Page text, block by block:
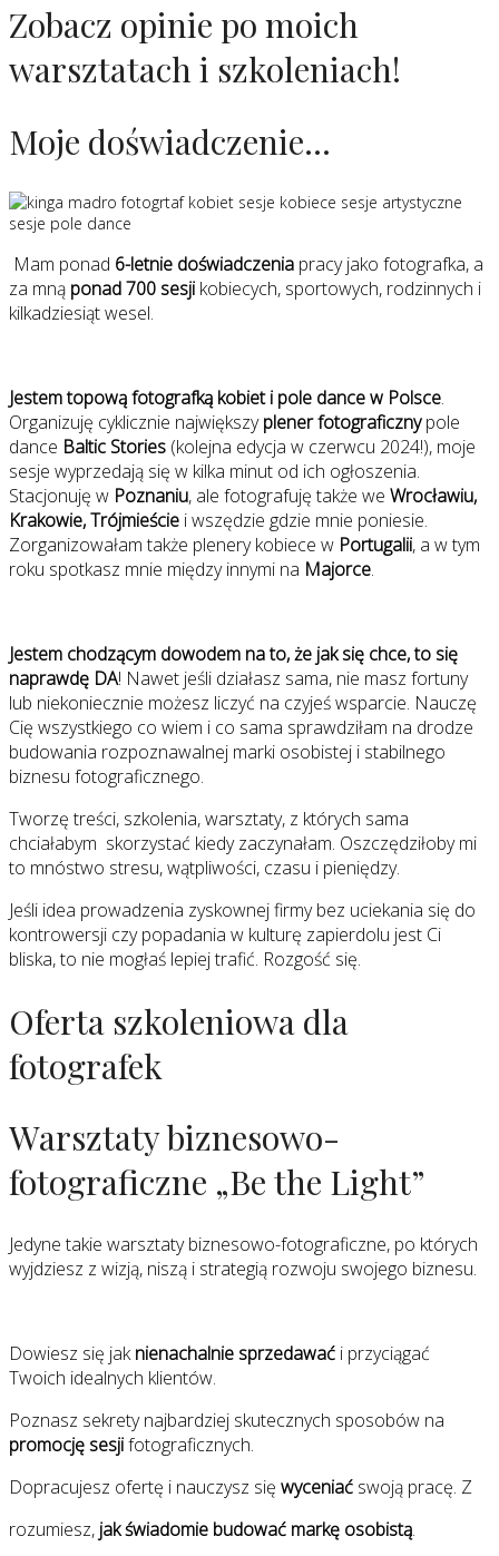
Zobacz opinie po moich
warsztatach i szkoleniach!
Moje doświadczenie...
Mam ponad 6-letnie doświadczenia pracy jako fotografka, a
za mną ponad 700 sesji kobiecych, sportowych, rodzinnych i
kilkadziesiąt wesel.
Jestem topową fotografką kobiet i pole dance w Polsce.
Organizuję cyklicznie największyplener fotograficznypole
dance Baltic Stories (kolejna edycja w czerwcu 2024!), moje
sesje wyprzedają się w kilka minut od ich ogłoszenia.
Stacjonuję w Poznaniu, ale fotografuję także we Wrocławiu,
Krakowie, Trójmieście i wszędzie gdzie mnie poniesie.
Zorganizowałam także plenery kobiece w Portugalii, a w tym
roku spotkasz mnie między innymi na Majorce.
Jestem chodzącym dowodem na to, że jak się chce, to się
naprawdę DA! Nawet jeśli działasz sama, nie masz fortuny
lub niekoniecznie możesz liczyć na czyjeś wsparcie. Nauczę
Cię wszystkiego co wiem i co sama sprawdziłam na drodze
budowania rozpoznawalnej marki osobistej i stabilnego
biznesu fotograficznego.
Tworzę treści, szkolenia, warsztaty, z których sama
chciałabym skorzystać kiedy zaczynałam. Oszczędziłoby mi
to mnóstwo stresu, wątpliwości, czasu i pieniędzy.
Jeśli idea prowadzenia zyskownej firmy bez uciekania się do
kontrowersji czy popadania w kulturę zapierdolu jest Ci
bliska, to nie mogłaś lepiej trafić. Rozgość się.
Oferta szkoleniowa dla
fotografek
Warsztaty biznesowo-
fotograficzne „Be the Light”
Jedyne takie warsztaty biznesowo-fotograficzne, po których
wyjdziesz z wizją, niszą i strategią rozwoju swojego biznesu.
Dowiesz się jaknienachalnie sprzedawać i przyciągać
Twoich idealnych klientów.
Poznasz sekrety najbardziej skutecznych sposobów na
promocję sesjifotograficznych.
Dopracujesz ofertę i nauczysz się wyceniać swoją pracę. Z
rozumiesz, jak świadomie budować markę osobistą.